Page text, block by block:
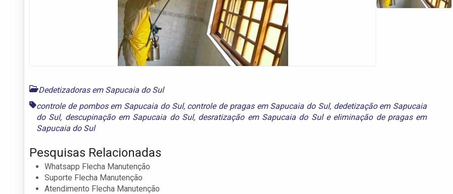
Dedetizadoras em Sapucaia do Sul
controle de pombos em Sapucaia do Sul, controle de pragas em Sapucaia do Sul, dedetização em Sapucaia
do Sul, descupinação em Sapucaia do Sul, desratização em Sapucaia do Sule eliminação de pragas em
Sapucaia do Sul
Pesquisas Relacionadas
Whatsapp Flecha Manutenção
Suporte Flecha Manutenção
Atendimento Flecha Manutenção